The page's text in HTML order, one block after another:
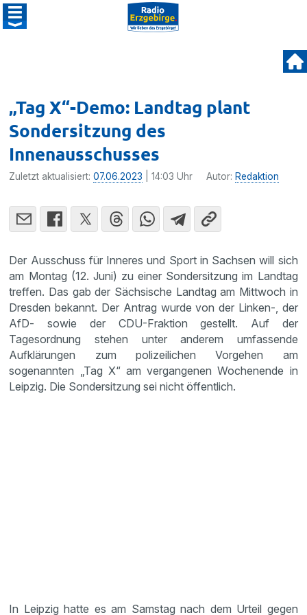
„Tag X“-Demo: Landtag plant
Sondersitzung des
Innenausschusses
Zuletzt aktualisiert:07.06.2023 | 14:03 Uhr Autor: Redaktion
Der Ausschuss für Inneres und Sport in Sachsen will sich
am Montag (12. Juni) zu einer Sondersitzung im Landtag
treffen. Das gab der Sächsische Landtag am Mittwoch in
Dresden bekannt. Der Antrag wurde von der Linken-, der
AfD- sowie der CDU-Fraktion gestellt. Auf der
Tagesordnung stehen unter anderem umfassende
Aufklärungen zum polizeilichen Vorgehen am
sogenannten „Tag X“ am vergangenen Wochenende in
Leipzig. Die Sondersitzung sei nicht öffentlich.
In Leipzig hatte es am Samstag nach dem Urteil gegen